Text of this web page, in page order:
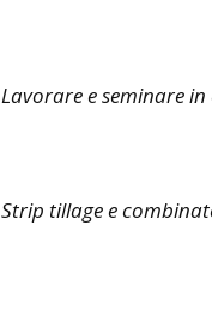
Lavorare e seminare
Strip tillage e